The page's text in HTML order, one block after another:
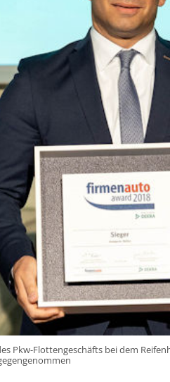
Pkw-Flottengeschäfts bei dem